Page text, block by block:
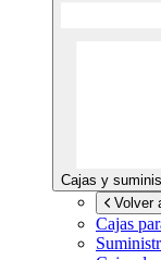
Cajas y
Volver
Cajas